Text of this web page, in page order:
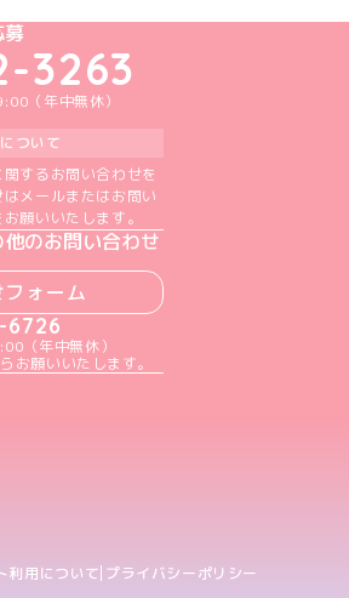
どりーみんTikTok公式アカウント
めいどりーみんX公式アカウント
めいどりーみんInstagram公式アカウント
めいどりーみんFacebook公式アカウン
めいどりーみんYouTube公式アカ
3263
（年中無休）
ついて
するお問い合わせを
メールまたはお問い
願いいたします。
のお問い合わせ
ォーム
（年中無休）
お願いいたします。
利用について プライバシーポリシー